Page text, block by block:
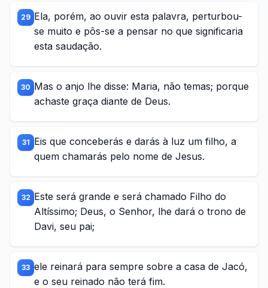
29 Ela, porém, ao ouvir esta palavra, perturbou-
se muito e pôs-se a pensar no que significaria
esta saudação.
30 Mas o anjo lhe disse: Maria, não temas; porque
achaste graça diante de Deus.
31 Eis que conceberás e darás à luz um filho, a
quem chamarás pelo nome de Jesus.
32 Este será grande e será chamado Filho do
Altíssimo; Deus, o Senhor, lhe dará o trono de
Davi, seu pai;
33 ele reinará para sempre sobre a casa de Jacó,
e o seu reinado não terá fim.